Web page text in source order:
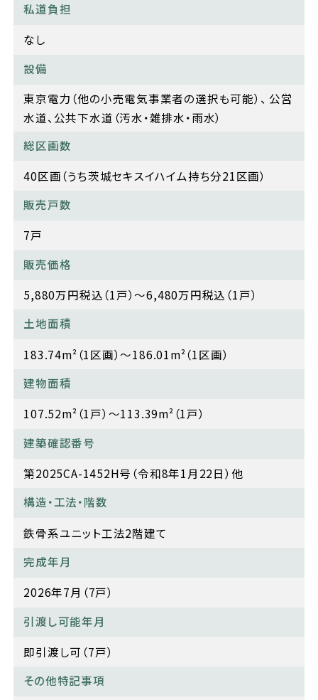
私道負担
なし
設備
東京電力（他の小売電気事業者の選択も可能）、 公営
水道、公共下水道（汚水・雑排水・雨水）
総区画数
40区画（うち茨城セキスイハイム持ち分21区画）
販売戸数
7戸
販売価格
5,880万円税込（1戸）～6,480万円税込（1戸）
土地面積
183.74m²（1区画）～186.01m²（1区画）
建物面積
107.52m²（1戸）～113.39m²（1戸）
建築確認番号
第2025CA-1452H号（令和8年1月22日）他
構造・工法・階数
鉄骨系ユニット工法2階建て
完成年月
2026年7月（7戸）
引渡し可能年月
即引渡し可（7戸）
その他特記事項